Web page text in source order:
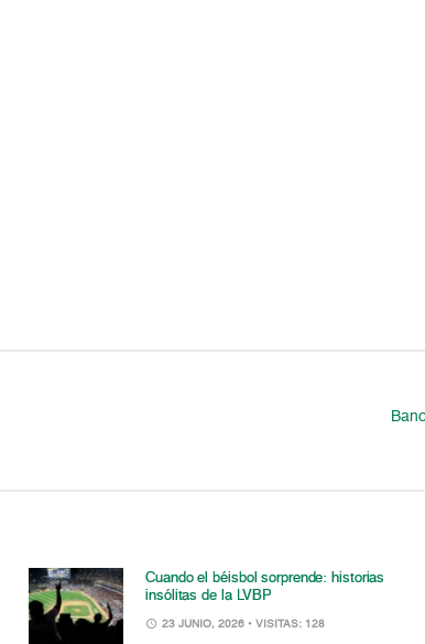
Cuando el béisbol sorprende: historias
insólitas de la LVBP
23 JUNIO, 2026 • VISITAS: 128